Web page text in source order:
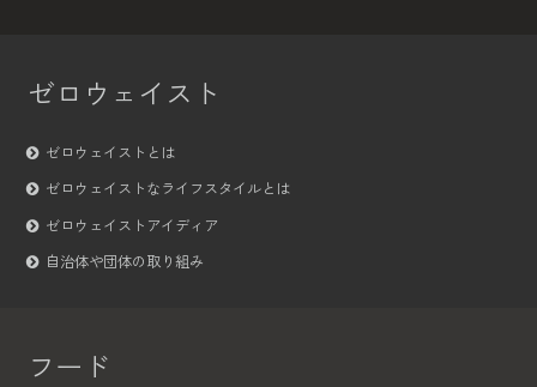
ゼロウェイスト
ゼロウェイストとは
ゼロウェイストなライフスタイルとは
ゼロウェイストアイディア
自治体や団体の取り組み
フード